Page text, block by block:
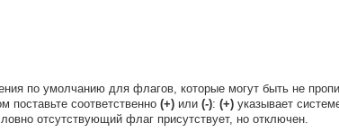
по умолчанию для флагов, которые могут быть не
поставьте соответственно (+)или (-): (+)указывает
отсутствующий флаг присутствует, но отключен.